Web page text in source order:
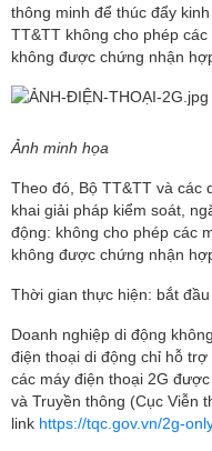
thông minh để thúc đẩy
TT&TT không cho phép
không được chứng nhận
Ảnh minh họa
Theo đó, Bộ TT&TT và các
khai giải pháp kiểm soát,
động: không cho phép các
không được chứng nhận
Thời gian thực hiện: bắt
Doanh nghiệp di động
điện thoại di động chỉ hỗ
các máy điện thoại 2G
và Truyền thông (Cục Viễn
link https://tqc.gov.vn/2g-